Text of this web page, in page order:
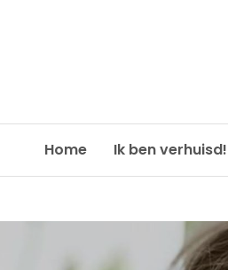
Home Ik ben verhuisd!